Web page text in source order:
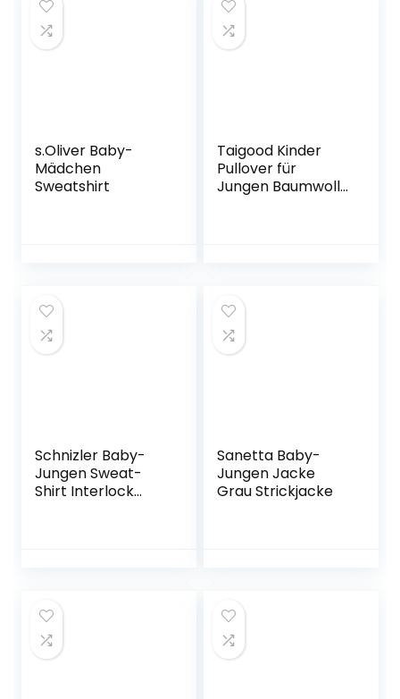
s.Oliver Baby-
Mädchen
Sweatshirt
Taigood Kinder
Pullover für
Jungen Baumwolle
Schnizler Baby-
Jungen Sweat-
Shirt Interlock
Sanetta Baby-
Jungen Jacke
Grau Strickjacke